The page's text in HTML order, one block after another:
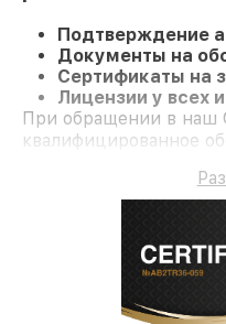
Подтверждение
Документы на
Сертификаты на
Лицензии у всех
При обращении в наш
квалифицированное